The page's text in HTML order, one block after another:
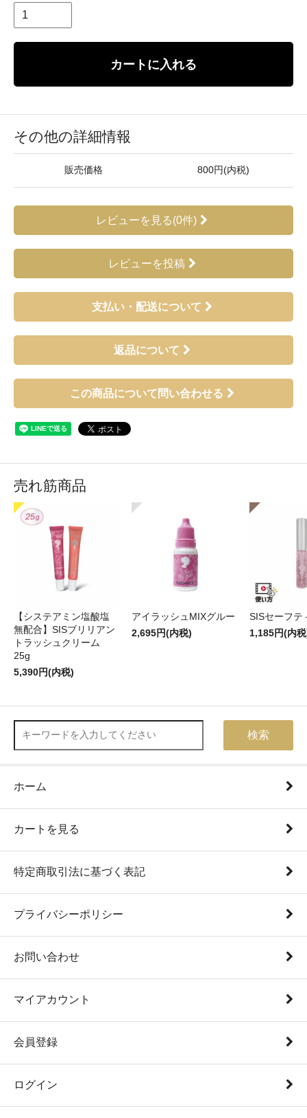
カートに入れる
その他の詳細情報
販売価格 800円(内税)
レビューを見る(0件)
レビューを投稿
支払い・配送について
返品について
この商品について問い合わせる
売れ筋商品
【システアミン塩酸塩
無配合】SISブリリアン
トラッシュクリーム
25g
5,390円(内税)
アイラッシュMIXグルー
2,695円(内税)
SISセーフテ
1,185円(内
検索
ホーム
カートを見る
特定商取引法に基づく表記
プライバシーポリシー
お問い合わせ
マイアカウント
会員登録
ログイン